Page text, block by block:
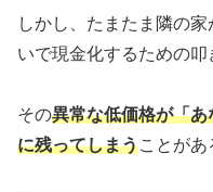
しかし、たまたま隣の
いで現金化するための叩
その異常な低価格が「
に残ってしまうことがあ